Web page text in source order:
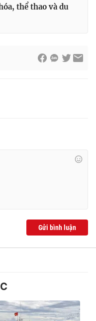
thể thao và du
Gửi bình luận